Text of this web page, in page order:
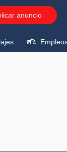
anuncio